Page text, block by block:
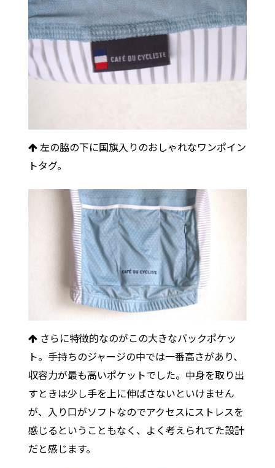
左の脇の下に国旗入りのおしゃれなワンポイン
トタグ。
さらに特徴的なのがこの大きなバックポケッ
ト。手持ちのジャージの中では一番高さがあり、
収容力が最も高いポケットでした。中身を取り出
すときは少し手を上に伸ばさないといけません
が、入り口がソフトなのでアクセスにストレスを
感じるということもなく、よく考えられてた設計
だと感じます。